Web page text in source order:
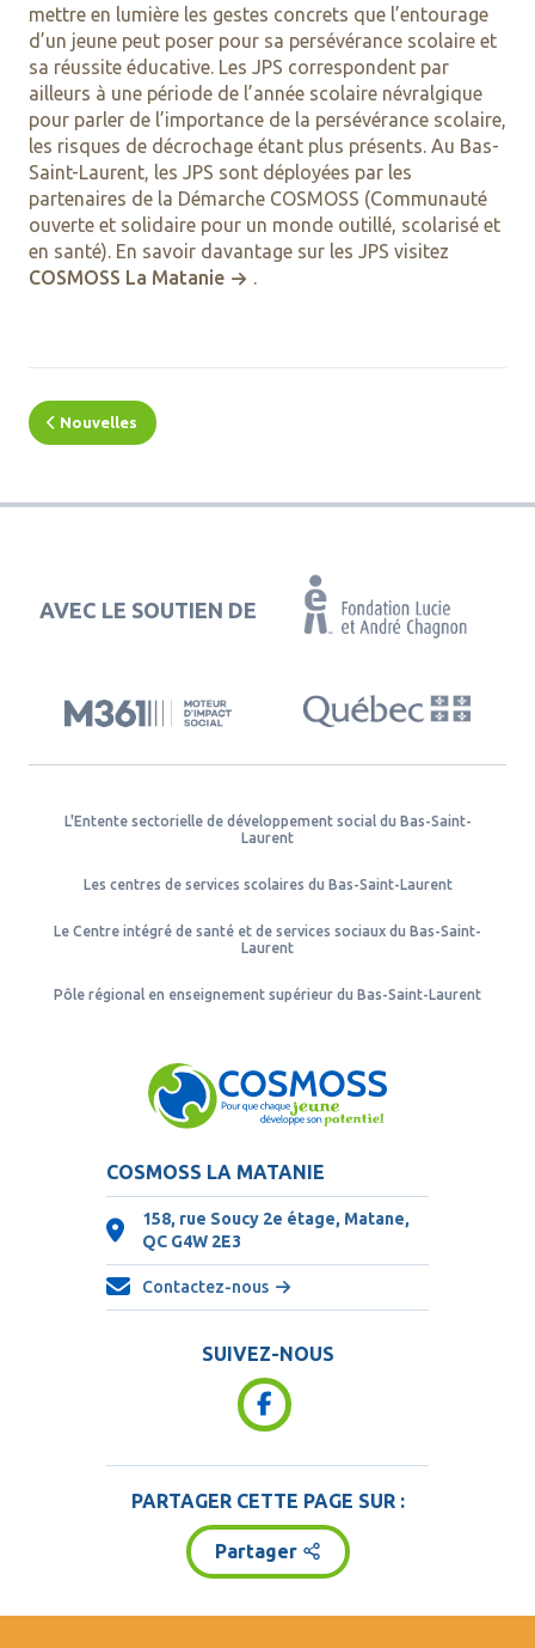
mettre en lumière les gestes concrets que l’entourage
d’un jeune peut poser pour sa persévérance scolaire et
sa réussite éducative. Les JPS correspondent par
ailleurs à une période de l’année scolaire névralgique
pour parler de l’importance de la persévérance scolaire,
les risques de décrochage étant plus présents. Au Bas-
Saint-Laurent, les JPS sont déployées par les
partenaires de la Démarche COSMOSS (Communauté
ouverte et solidaire pour un monde outillé, scolarisé et
en santé). En savoir davantage sur les JPS visitez
COSMOSS La Matanie
Nouvelles
AVEC LE SOUTIEN DE
L'Entente sectorielle de développement social du Bas-Saint-
Laurent
Les centres de services scolaires du Bas-Saint-Laurent
Le Centre intégré de santé et de services sociaux du Bas-Saint-
Laurent
Pôle régional en enseignement supérieur du Bas-Saint-Laurent
COSMOSS LA MATANIE
158, rue Soucy 2e étage, Matane,
QC G4W 2E3
Contactez-nous
SUIVEZ-NOUS
PARTAGER CETTE PAGE SUR :
Partager